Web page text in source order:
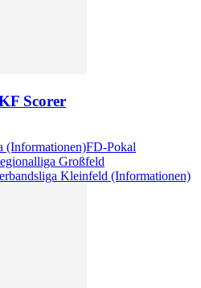
Scorer
(Informationen)FD-Pokal
Großfeld
Kleinfeld (Informationen)